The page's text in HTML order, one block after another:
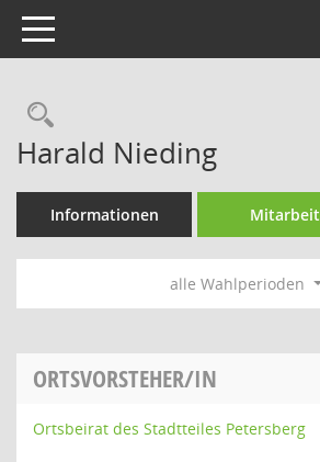
Toggle navigation
Rechercheauswahl
Harald Nieding
Informationen Mitarbeit
alle Wahlperioden
ORTSVORSTEHER/IN
Ortsbeirat des Stadtteiles Petersberg